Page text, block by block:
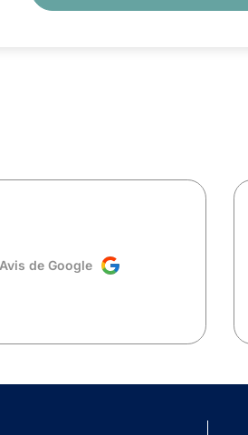
Avis de Google